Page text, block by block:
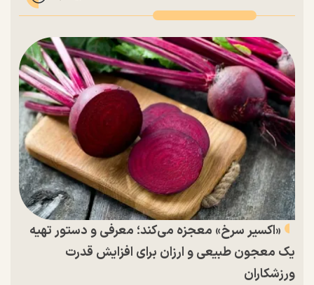
«اکسیر سرخ» معجزه می‌کند؛ معرفی و دستور تهیه
یک معجون طبیعی و ارزان برای افزایش قدرت
ورزشکاران